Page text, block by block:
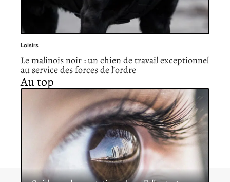
Loisirs
Le malinois noir : un chien de travail exceptionnel
au service des forces de l’ordre
Au top